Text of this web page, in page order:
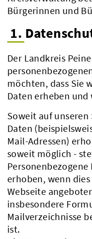
Bürgerinnen und
1.
Der Landkreis
möchten, dass Sie
Daten erheben
Soweit auf
Daten
Mail-Adressen)
soweit möglich -
erhoben, wenn
Webseite
insbesondere
Mailverzeichnisse
ist.